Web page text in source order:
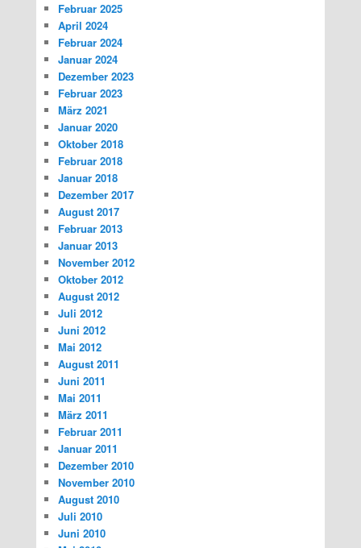
Februar 2025
April 2024
Februar 2024
Januar 2024
Dezember 2023
Februar 2023
März 2021
Januar 2020
Oktober 2018
Februar 2018
Januar 2018
Dezember 2017
August 2017
Februar 2013
Januar 2013
November 2012
Oktober 2012
August 2012
Juli 2012
Juni 2012
Mai 2012
August 2011
Juni 2011
Mai 2011
März 2011
Februar 2011
Januar 2011
Dezember 2010
November 2010
August 2010
Juli 2010
Juni 2010